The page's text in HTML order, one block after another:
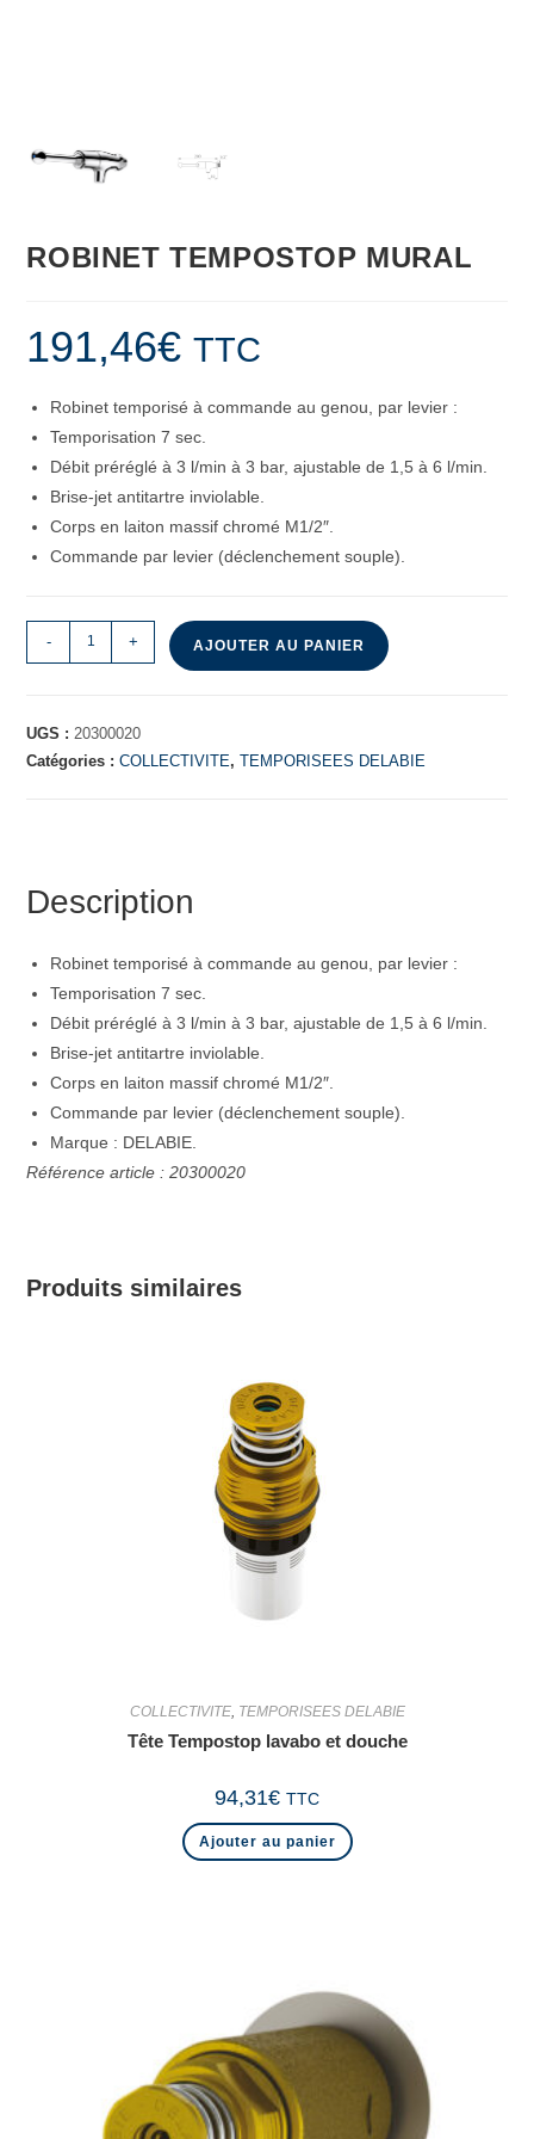
ROBINET TEMPOSTOP MURAL
191,46€ TTC
Robinet temporisé à commande au genou, par levier :
Temporisation 7 sec.
Débit préréglé à 3 l/min à 3 bar, ajustable de 1,5 à 6 l/min.
Brise-jet antitartre inviolable.
Corps en laiton massif chromé M1/2″.
Commande par levier (déclenchement souple).
- + AJOUTER AU PANIER
UGS : 20300020
Catégories :COLLECTIVITE,TEMPORISEES DELABIE
Description
Robinet temporisé à commande au genou, par levier :
Temporisation 7 sec.
Débit préréglé à 3 l/min à 3 bar, ajustable de 1,5 à 6 l/min.
Brise-jet antitartre inviolable.
Corps en laiton massif chromé M1/2″.
Commande par levier (déclenchement souple).
Marque : DELABIE.
Référence article : 20300020
Produits similaires
COLLECTIVITE, TEMPORISEES DELABIE
Tête Tempostop lavabo et douche
94,31€ TTC
Ajouter au panier